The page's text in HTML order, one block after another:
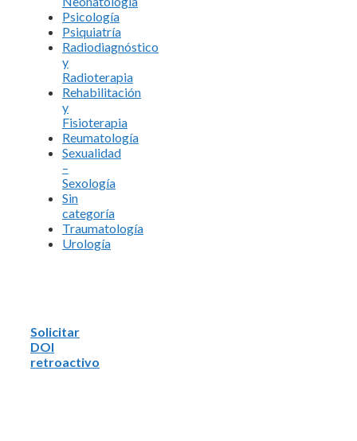
Psicología
Psiquiatría
Radiodiagnóstico
y
Radioterapia
Rehabilitación
y
Fisioterapia
Reumatología
Sexualidad
–
Sexología
Sin
categoría
Traumatología
Urología
Solicitar
DOI
retroactivo